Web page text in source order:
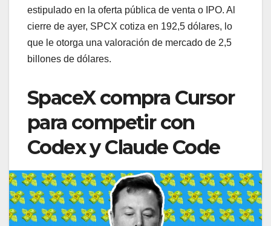
estipulado en la oferta pública de venta o IPO. Al
cierre de ayer, SPCX cotiza en 192,5 dólares, lo
que le otorga una valoración de mercado de 2,5
billones de dólares.
SpaceX compra Cursor
para competir con
Codex y Claude Code